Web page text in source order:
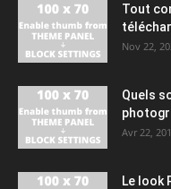
Tout
Nov 22,
Quels
Avr 22,
Le look